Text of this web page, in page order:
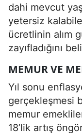
dahi mevcut
yetersiz
ücretlinin alım
zayıfladığını
MEMUR VE
Yıl sonu
gerçekleşmesi
memur
18’lik artış